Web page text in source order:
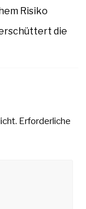
Risiko
die
Erforderliche